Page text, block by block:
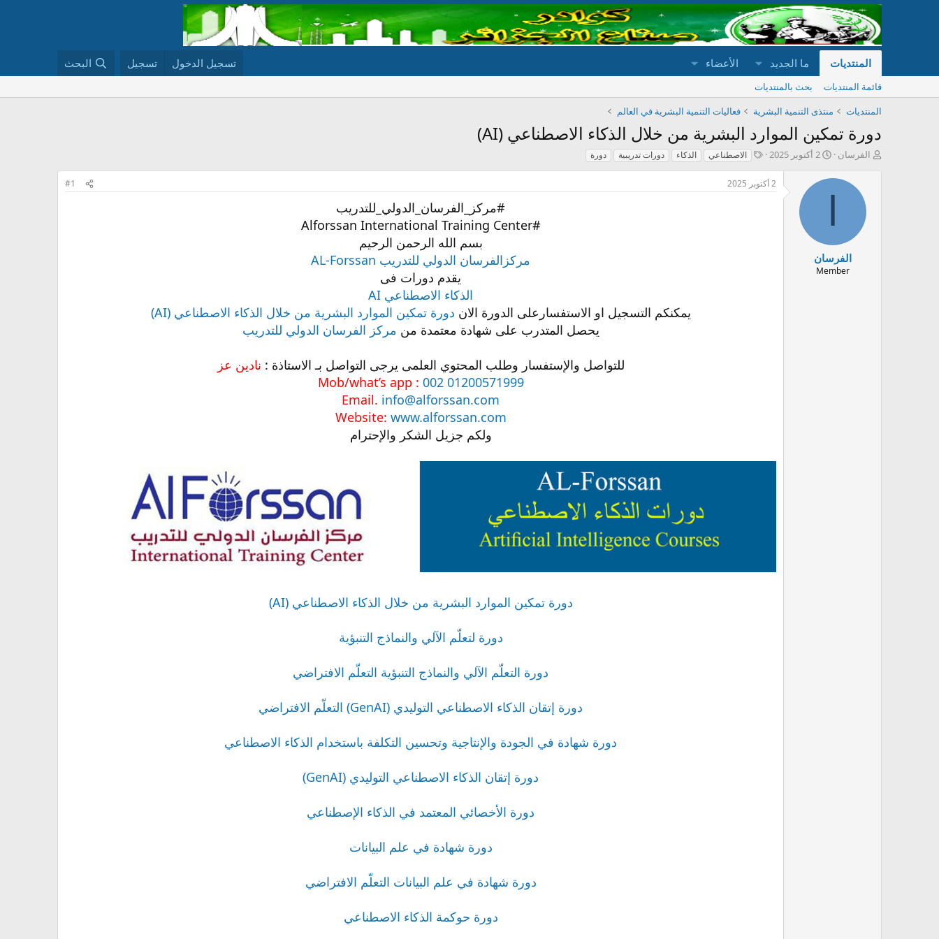
المنتديات ما الجديد الأعضاء تسجيل الدخول تسجيل البحث
قائمة المنتديات
بحث بالمنتديات
المنتديات
منتذى التنمية البشرية فعاليات التنمية البشرية في العالم
دورة تمكين الموارد البشرية من خلال الذكاء الاصطناعي (AI)
بالفرسان
ت
ر
ب
د
ء
2 أكتوبر 2025
ا
س
الاصطناعي الذكاء دورات تدريبية دورة
الفرسان
Member
2 أكتوبر 2025 #1
#مركز_الفرسان_الدولي_للتدريب
#Alforssan International Training Center
بسم الله الرحمن الرحيم
مركزالفرسان الدولي للتدريب AL-Forssan
يقدم دورات فى
الذكاء الاصطناعي AI
يمكنكم التسجيل او الاستفسارعلى الدورة الان دورة تمكين الموارد البشرية من خلال الذكاء الاصطناعي (AI)
يحصل المتدرب على شهادة معتمدة من مركز الفرسان الدولي للتدريب
للتواصل والإستفسار وطلب المحتوي العلمى يرجى التواصل بـ الاستاذة : نادين عز
Mob/what’s app : 002 01200571999
Email. info@alforssan.com
Website: www.alforssan.com
ولكم جزيل الشكر والإحترام
دورة تمكين الموارد البشرية من خلال الذكاء الاصطناعي (AI)
دورة لتعلّم الآلي والنماذج التنبؤية
دورة التعلّم الآلي والنماذج التنبؤية التعلّم الافتراضي
دورة إتقان الذكاء الاصطناعي التوليدي (GenAI) التعلّم الافتراضي
دورة شهادة في الجودة والإنتاجية وتحسين التكلفة باستخدام الذكاء الاصطناعي
دورة إتقان الذكاء الاصطناعي التوليدي (GenAI)
دورة الأخصائي المعتمد في الذكاء الإصطناعي
دورة شهادة في علم البيانات
دورة شهادة في علم البيانات التعلّم الافتراضي
دورة حوكمة الذكاء الاصطناعي